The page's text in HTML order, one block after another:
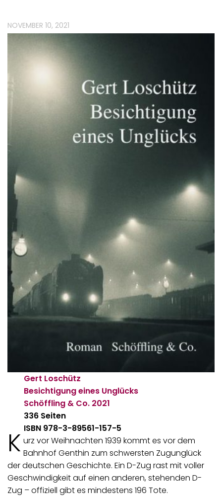
NOVEMBER 10, 2021
Gert Loschütz
Besichtigung eines Unglücks
Schöffling & Co. 2021
336 Seiten
ISBN 978-3-89561-157-5
K urz vor Weihnachten 1939 kommt es vor dem
Bahnhof Genthin zum schwersten Zugunglück
der deutschen Geschichte. Ein D-Zug rast mit voller
Geschwindigkeit auf einen anderen, stehenden D-
Zug – offiziell gibt es mindestens 196 Tote.